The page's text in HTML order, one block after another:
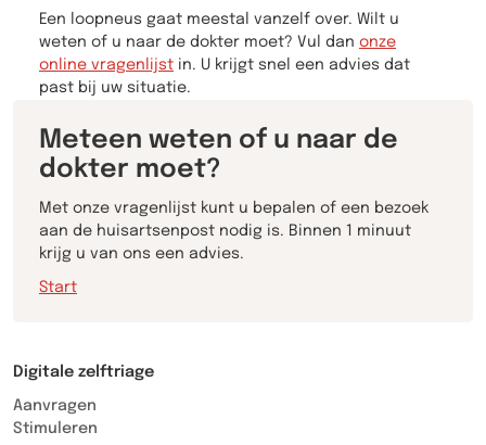
Een loopneus gaat meestal vanzelf over. Wilt u
weten of u naar de dokter moet? Vul dan onze
online vragenlijst in. U krijgt snel een advies dat
past bij uw situatie.
Meteen weten of u naar de
dokter moet?
Met onze vragenlijst kunt u bepalen of een bezoek
aan de huisartsenpost nodig is. Binnen 1 minuut
krijg u van ons een advies.
Start
Digitale zelftriage
Aanvragen
Stimuleren